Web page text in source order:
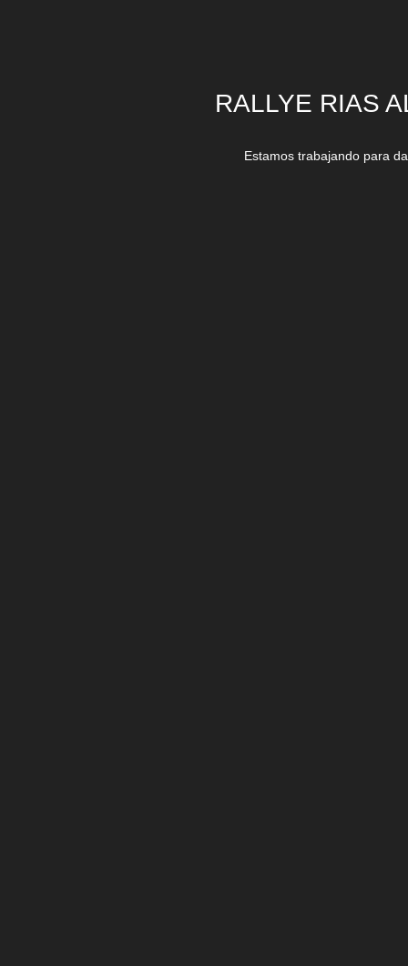
RALLYE RIAS
Estamos trabajando para